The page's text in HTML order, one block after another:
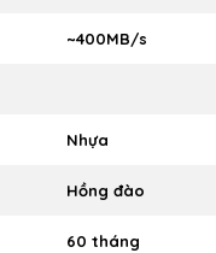
~400MB/s
Nhựa
Hồng đào
60 tháng